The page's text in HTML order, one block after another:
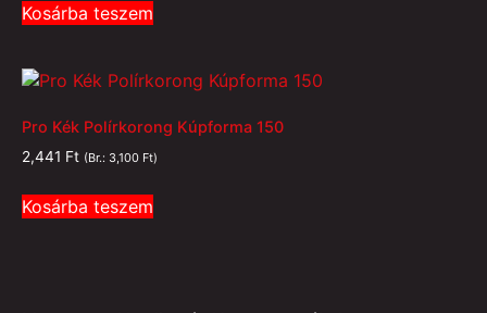
Kosárba teszem
Pro Kék Polírkorong Kúpforma 150
2,441 Ft (Br.: 3,100 Ft)
Kosárba teszem